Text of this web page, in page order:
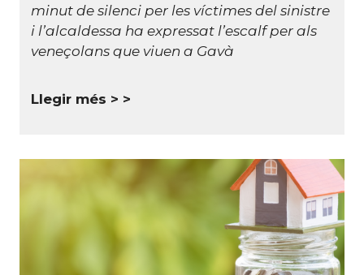
minut de silenci per les víctimes del sinistre
i l’alcaldessa ha expressat l’escalf per als
veneçolans que viuen a Gavà
Llegir més >